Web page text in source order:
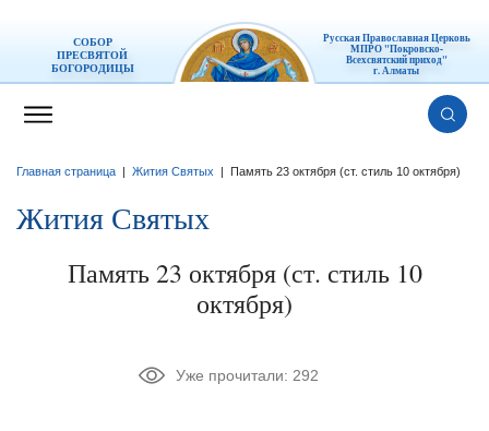
СОБОР
ПРЕСВЯТОЙ
БОГОРОДИЦЫ
Русская Православная Церковь
МПРО "Покровско-
Всехсвятский приход"
г. Алматы
Главная страница Жития Святых Память 23 октября (ст. стиль 10 октября)
Жития Святых
Память 23 октября (ст. стиль 10
октября)
Уже прочитали: 292